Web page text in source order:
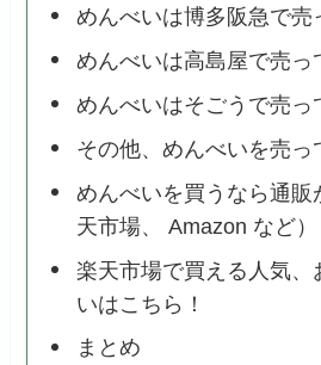
めんべいは博多阪急で売
めんべいは高島屋で売っ
めんべいはそごうで売っ
その他、めんべいを売っ
めんべいを買うなら通販
天市場、 Amazon など）
楽天市場で買える人気、
いはこちら！
まとめ